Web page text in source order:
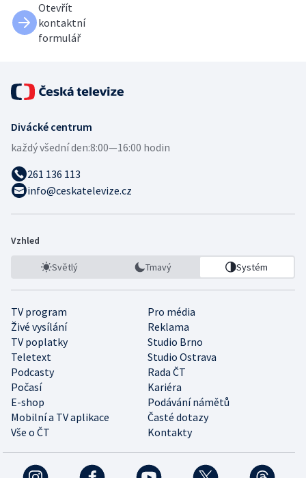
Otevřít
kontaktní
formulář
Divácké centrum
každý všední den:8:00—16:00 hodin
261 136 113
info@ceskatelevize.cz
Vzhled
Světlý Tmavý Systém
TV program
Pro média
Živé vysílání
Reklama
TV poplatky
Studio Brno
Teletext
Studio Ostrava
Podcasty
Rada ČT
Počasí
Kariéra
E-shop
Podávání námětů
Mobilní a TV aplikace
Časté dotazy
Vše o ČT
Kontakty